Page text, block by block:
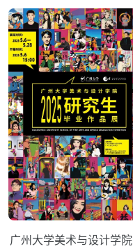
广州大学美术与设计学院